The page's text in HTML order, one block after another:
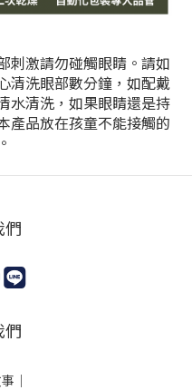
刺激請勿碰觸眼睛。請如
清洗眼部數分鐘，如配戴
水清洗，如果眼睛還是持
產品放在孩童不能接觸的
們
們
｜